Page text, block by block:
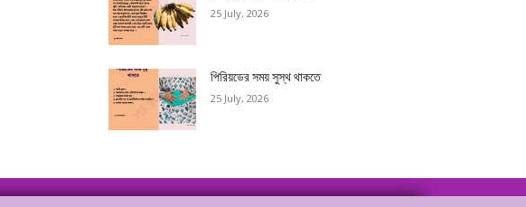
25 July, 2026
পিরিয়ডের সময় সুস্থ থাকতে
25 July, 2026